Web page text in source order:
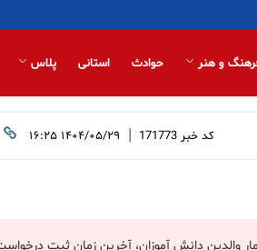
و هنر حوادث استانی پلاس
کد خبر 171773
| ۱۴۰۴/۰۵/۲۹ ۱۶:۲۵
والدین دانش آموزان، آخرین زمان ثبت